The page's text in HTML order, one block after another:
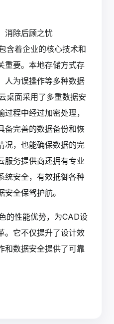
消除后顾之忧
含着企业的核心技术和
重要。本地存储方式存
人为误操作等多种数据
桌面采用了多重数据安
程中经过加密处理，
备完善的数据备份和恢
况，也能确保数据的完
服务提供商还拥有专业
统安全，有效抵御各种
全保驾护航。
的性能优势，为CAD设
。它不仅提升了设计效
和数据安全提供了可靠